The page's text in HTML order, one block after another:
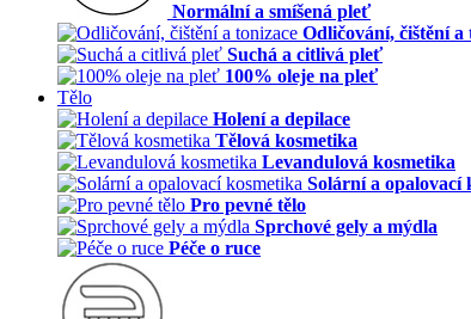
Normální a smíšená pleť
Odličování, čištění a
Suchá a citlivá pleť
100% oleje na pleť
Tělo
Holení a depilace
Tělová kosmetika
Levandulová kosmetika
Solární a opalovací
Pro pevné tělo
Sprchové gely a mýdla
Péče o ruce